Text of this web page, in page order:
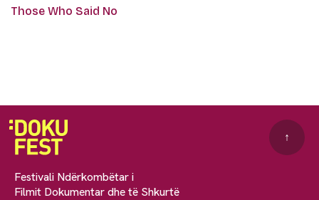
Those Who Said No
Festivali Ndërkombëtar i
Filmit Dokumentar dhe të Shkurtë
↑